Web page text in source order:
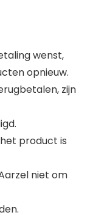
wenst,
opnieuw.
zijn
product is
niet om